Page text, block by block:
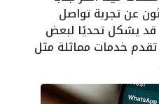
عن تجربة تواصل
يشكل تحديًا لبعض
تقدم خدمات مماثلة مثل